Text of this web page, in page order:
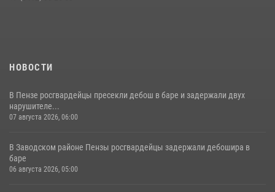
НОВОСТИ
В Пензе росгвардейцы пресекли дебош в баре и задержали двух
нарушителе...
07 августа 2026, 06:00
В Заводском районе Пензы росгвардейцы задержали дебошира в
баре
06 августа 2026, 05:00